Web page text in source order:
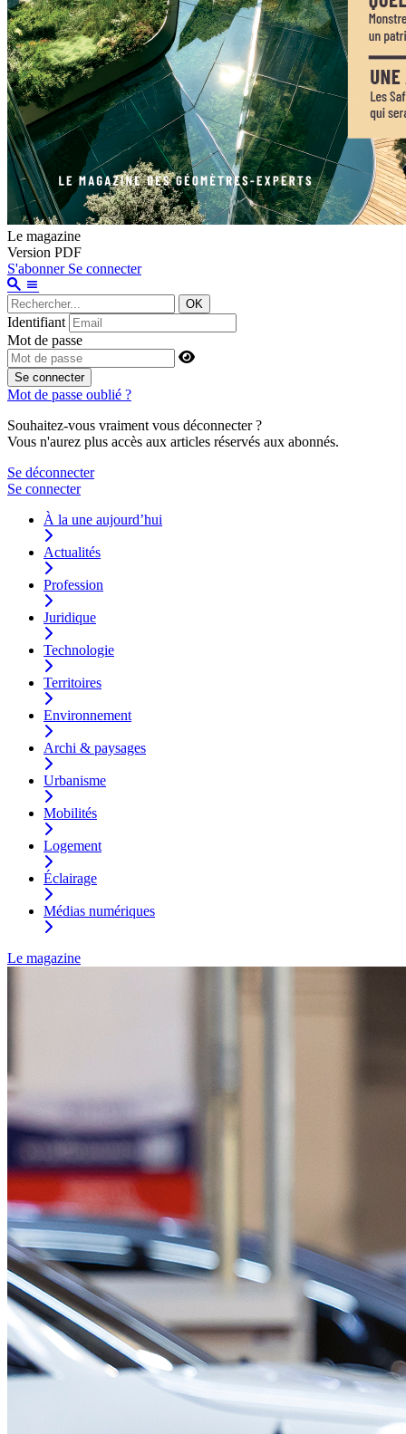
Le magazine
Version PDF
S'abonner Se connecter
OK
Identifiant
Mot de passe
Se connecter
Mot de passe oublié ?
Souhaitez-vous vraiment vous déconnecter ?
Vous n'aurez plus accès aux articles réservés aux abonnés.
Se déconnecter
Se connecter
À la une aujourd’hui
Actualités
Profession
Juridique
Technologie
Territoires
Environnement
Archi & paysages
Urbanisme
Mobilités
Logement
Éclairage
Médias numériques
Le magazine